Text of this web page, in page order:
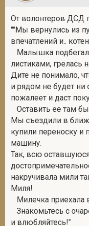
От волонтеров ДСД
""Мы вернулись из
впечатлений и..
⠀Малышка
листиками, грелась
Дите не понимало,
и рядом не будет
пожалеет и даст
⠀Оставить ее там
Мы съездили в
купили переноску
машину.
Так, всю
накручивала мили
Миля!
⠀Милечка приехала
⠀Знакомьтесь с
и влюбляйтесь!"